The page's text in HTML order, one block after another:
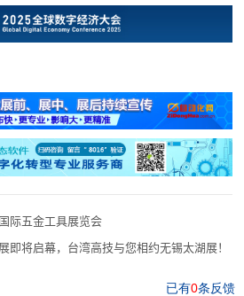
际五金工具展览会
即将启幕，台湾高技与您相约无锡太湖展！